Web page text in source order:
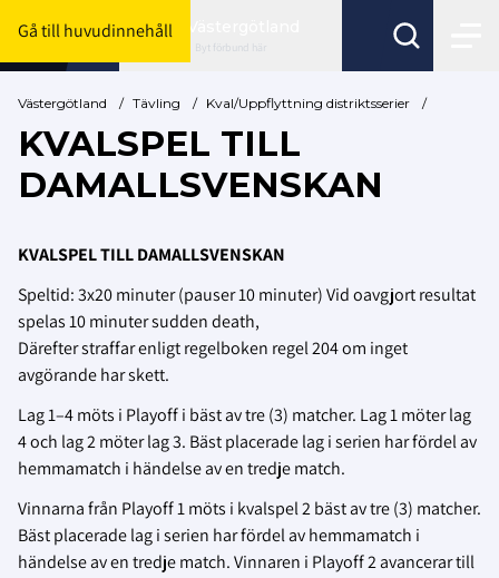
Gå till huvudinnehåll
Byt förbund här
Västergötland / Tävling / Kval/Uppflyttning distriktsserier /
KVALSPEL TILL
DAMALLSVENSKAN
KVALSPEL TILL DAMALLSVENSKAN
Speltid: 3x20 minuter (pauser 10 minuter) Vid oavgjort resultat
spelas 10 minuter sudden death,
Därefter straffar enligt regelboken regel 204 om inget
avgörande har skett.
Lag 1–4 möts i Playoff i bäst av tre (3) matcher. Lag 1 möter lag
4 och lag 2 möter lag 3. Bäst placerade lag i serien har fördel av
hemmamatch i händelse av en tredje match.
Vinnarna från Playoff 1 möts i kvalspel 2 bäst av tre (3) matcher.
Bäst placerade lag i serien har fördel av hemmamatch i
händelse av en tredje match. Vinnaren i Playoff 2 avancerar till